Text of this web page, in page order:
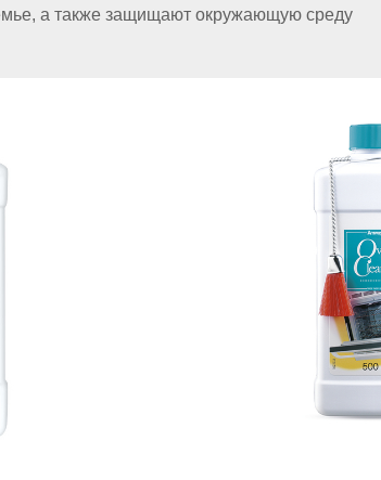
а также защищают окружающую среду